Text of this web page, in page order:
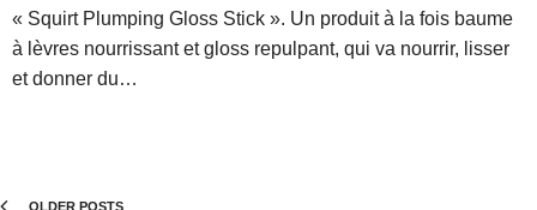
« Squirt Plumping Gloss Stick ». Un produit à la fois baume
à lèvres nourrissant et gloss repulpant, qui va nourrir, lisser
et donner du…
OLDER POSTS